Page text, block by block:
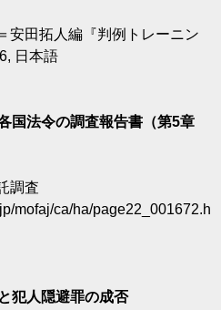
安田拓人編『判例トレーニン
日本語
国法令の調査報告書（第5章
調査
mofaj/ca/ha/page22_001672.h
犯人隠避罪の成否